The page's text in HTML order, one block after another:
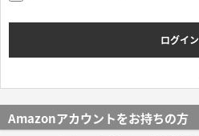
Amazonアカウントをお持ちの方